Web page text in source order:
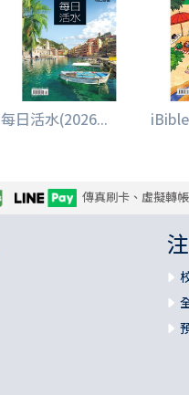
每日活水(2026...
傳真刷卡、虛擬轉